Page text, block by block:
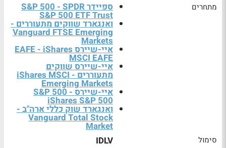
מתחרים
ספיידר S&P 500 - SPDR
S&P 500 ETF Trust
ואנגארד שווקים מתעוררים -
Vanguard FTSE Emerging
Markets
איי-שיירס EAFE - iShares
MSCI EAFE
איי-שיירס שווקים
מתעוררים - iShares MSCI
Emerging Markets
איי-שיירס S&P 500 -
iShares S&P 500
ואנגארד שוק כללי ארה"ב -
Vanguard Total Stock
Market
סימול IDLV